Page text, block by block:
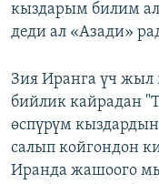
кыздарым билим
деди ал «Азади»
Зия Иранга үч жыл
бийлик кайрадан
өспүрүм
салып койгондон
Иранда жашоого